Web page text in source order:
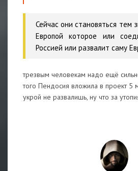
Сейчас они становяться тем
Европой которое или
Россией или развалит саму
трезвым человекам надо ещё
того Пендосия вложила в проект 5
укрой не развалишь, ну что за